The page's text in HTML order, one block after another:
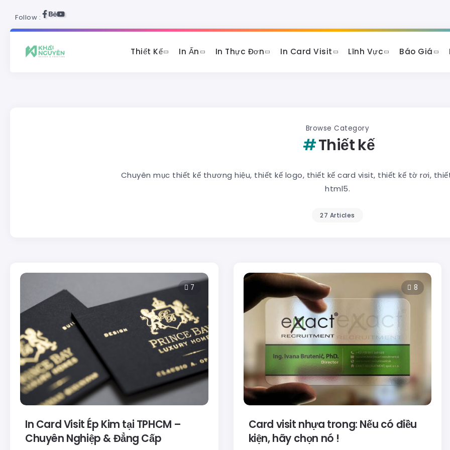
Follow :
Thiết Kế In Ấn In Thực Đơn In Card Visit Lĩnh Vực Báo Giá
Browse Category
Thiết kế
Chuyên mục thiết kế thương hiệu, thiết kế logo, thiết kế card visit, thiết kế tờ rơi,
html5.
27 Articles
7
In Card Visit Ép Kim tại TPHCM –
Chuyên Nghiệp & Đẳng Cấp
8
Card visit nhựa trong: Nếu có điều
kiện, hãy chọn nó !